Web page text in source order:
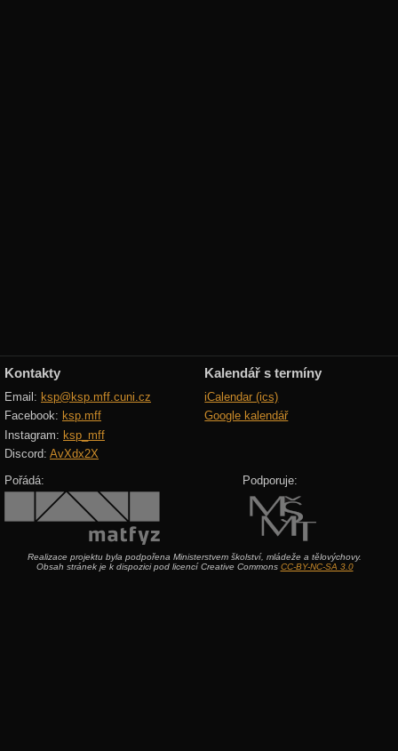
Kontakty
Email: ksp@ksp.mff.cuni.cz
Facebook: ksp.mff
Instagram: ksp_mff
Discord: AvXdx2X
Kalendář s termíny
iCalendar (ics)
Google kalendář
Pořádá: Podporuje:
Realizace projektu byla podpořena Ministerstvem školství, mládeže a tělovýchovy.
Obsah stránek je k dispozici pod licencí Creative Commons CC-BY-NC-SA 3.0